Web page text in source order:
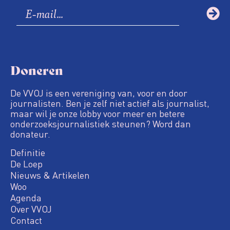
Doneren
De VVOJ is een vereniging van, voor en door
journalisten. Ben je zelf niet actief als journalist,
maar wil je onze lobby voor meer en betere
onderzoeksjournalistiek steunen? Word dan
donateur.
Definitie
De Loep
Nieuws & Artikelen
Woo
Agenda
Over VVOJ
Contact